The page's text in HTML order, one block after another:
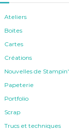
Ateliers
Boites
Cartes
Créations
Nouvelles de
Papeterie
Portfolio
Scrap
Trucs et techniques